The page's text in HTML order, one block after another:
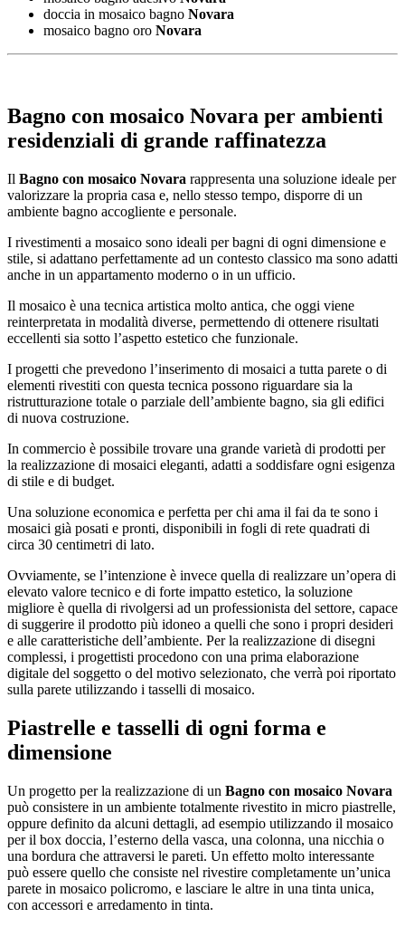
doccia in mosaico bagno Novara
mosaico bagno oro Novara
Bagno con mosaico Novara per ambienti
residenziali di grande raffinatezza
Il Bagno con mosaico Novara rappresenta una soluzione ideale per
valorizzare la propria casa e, nello stesso tempo, disporre di un
ambiente bagno accogliente e personale.
I rivestimenti a mosaico sono ideali per bagni di ogni dimensione e
stile, si adattano perfettamente ad un contesto classico ma sono adatti
anche in un appartamento moderno o in un ufficio.
Il mosaico è una tecnica artistica molto antica, che oggi viene
reinterpretata in modalità diverse, permettendo di ottenere risultati
eccellenti sia sotto l’aspetto estetico che funzionale.
I progetti che prevedono l’inserimento di mosaici a tutta parete o di
elementi rivestiti con questa tecnica possono riguardare sia la
ristrutturazione totale o parziale dell’ambiente bagno, sia gli edifici
di nuova costruzione.
In commercio è possibile trovare una grande varietà di prodotti per
la realizzazione di mosaici eleganti, adatti a soddisfare ogni esigenza
di stile e di budget.
Una soluzione economica e perfetta per chi ama il fai da te sono i
mosaici già posati e pronti, disponibili in fogli di rete quadrati di
circa 30 centimetri di lato.
Ovviamente, se l’intenzione è invece quella di realizzare un’opera di
elevato valore tecnico e di forte impatto estetico, la soluzione
migliore è quella di rivolgersi ad un professionista del settore, capace
di suggerire il prodotto più idoneo a quelli che sono i propri desideri
e alle caratteristiche dell’ambiente. Per la realizzazione di disegni
complessi, i progettisti procedono con una prima elaborazione
digitale del soggetto o del motivo selezionato, che verrà poi riportato
sulla parete utilizzando i tasselli di mosaico.
Piastrelle e tasselli di ogni forma e
dimensione
Un progetto per la realizzazione di un Bagno con mosaico Novara
può consistere in un ambiente totalmente rivestito in micro piastrelle,
oppure definito da alcuni dettagli, ad esempio utilizzando il mosaico
per il box doccia, l’esterno della vasca, una colonna, una nicchia o
una bordura che attraversi le pareti. Un effetto molto interessante
può essere quello che consiste nel rivestire completamente un’unica
parete in mosaico policromo, e lasciare le altre in una tinta unica,
con accessori e arredamento in tinta.